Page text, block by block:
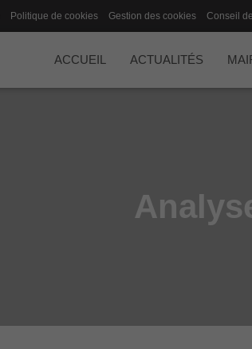
Politique de cookies Gestion des cookies Conseil
ACCUEIL ACTUALITÉS